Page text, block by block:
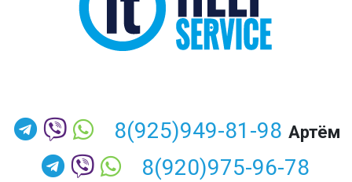
8(925)949-81-98 Артём
8(920)975-96-78